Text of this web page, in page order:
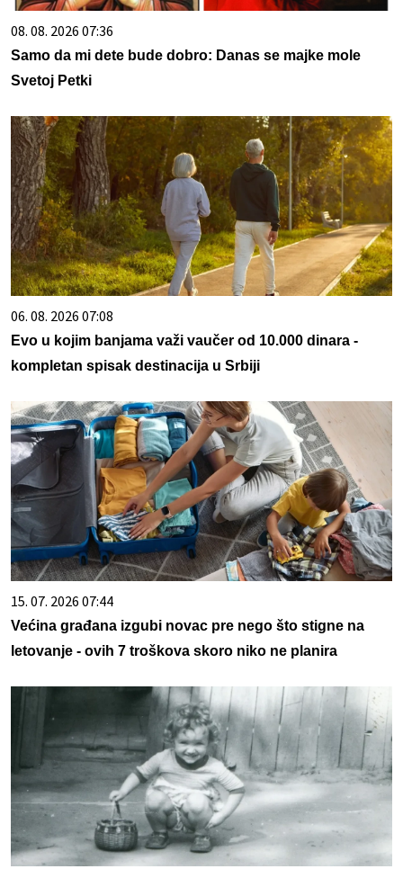
08. 08. 2026 07:36
Samo da mi dete bude dobro: Danas se majke mole
Svetoj Petki
06. 08. 2026 07:08
Evo u kojim banjama važi vaučer od 10.000 dinara -
kompletan spisak destinacija u Srbiji
15. 07. 2026 07:44
Većina građana izgubi novac pre nego što stigne na
letovanje - ovih 7 troškova skoro niko ne planira